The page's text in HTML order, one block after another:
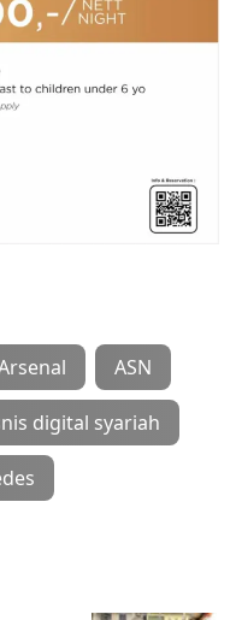
ASN
digital syariah